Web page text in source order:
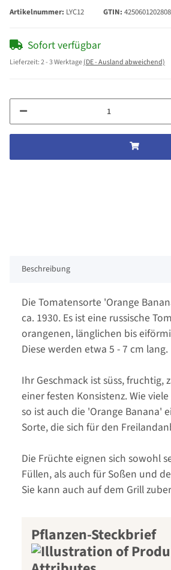
Artikelnummer: LYC12 GTIN: 4250601202808
Sofort verfügbar
Lieferzeit:2 - 3 Werktage(DE - Ausland abweichend)
Beschreibung
Die Tomatensorte 'Orange
ca. 1930. Es ist eine russische
orangenen, länglichen bis
Diese werden etwa 5 - 7 cm lang.
Ihr Geschmack ist süss, fruchtig,
einer festen Konsistenz. Wie
so ist auch die 'Orange Banana'
Sorte, die sich für den
Die Früchte eignen sich sowohl
Füllen, als auch für Soßen und
Sie kann auch auf dem Grill
Pflanzen-Steckbrief